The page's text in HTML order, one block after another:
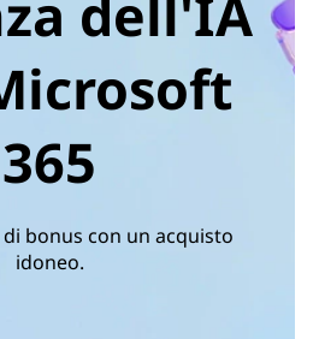
365
di bonus con un acquisto
idoneo.